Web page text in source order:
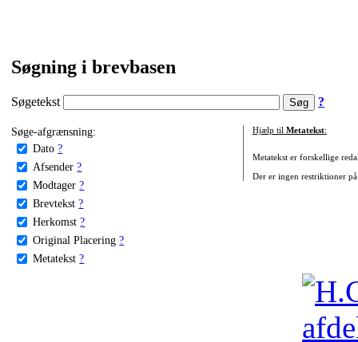
Søgning i brevbasen
Søgetekst ?
Søge-afgrænsning:
Dato ?
Afsender ?
Modtager ?
Brevtekst ?
Herkomst ?
Original Placering ?
Metatekst ?
Hjælp til Metatekst:
Metatekst er forskellige
Der er ingen restriktioner